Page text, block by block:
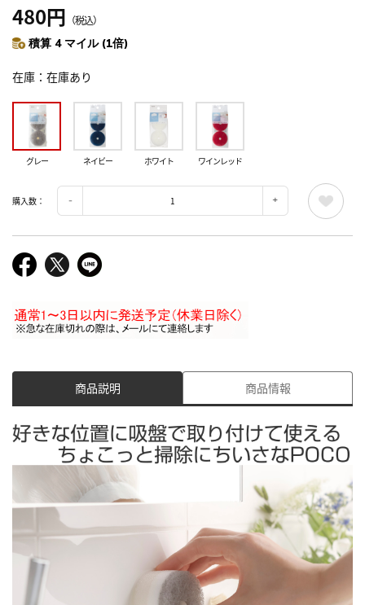
480円 （税込）
積算 4 マイル (1倍)
在庫 在庫あり
グレー ネイビー ホワイト ワインレッド
購入数：
商品説明 商品情報